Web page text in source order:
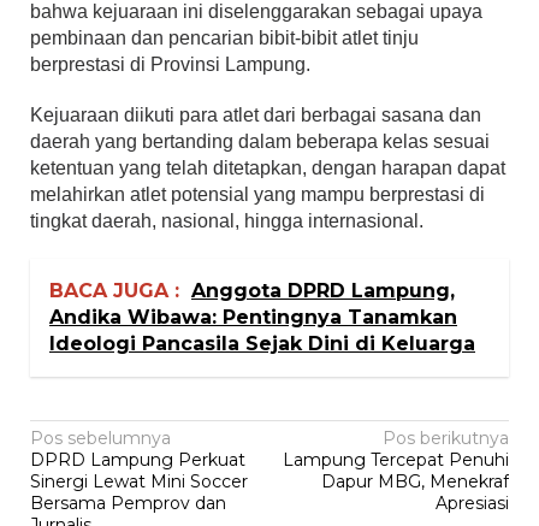
bahwa kejuaraan ini diselenggarakan sebagai upaya
pembinaan dan pencarian bibit-bibit atlet tinju
berprestasi di Provinsi Lampung.
Kejuaraan diikuti para atlet dari berbagai sasana dan
daerah yang bertanding dalam beberapa kelas sesuai
ketentuan yang telah ditetapkan, dengan harapan dapat
melahirkan atlet potensial yang mampu berprestasi di
tingkat daerah, nasional, hingga internasional.
BACA JUGA : Anggota DPRD Lampung,
Andika Wibawa: Pentingnya Tanamkan
Ideologi Pancasila Sejak Dini di Keluarga
Navigasi
pos
Pos sebelumnya
DPRD Lampung Perkuat
Sinergi Lewat Mini Soccer
Bersama Pemprov dan
Pos berikutnya
Lampung Tercepat Penuhi
Dapur MBG, Menekraf
Apresiasi